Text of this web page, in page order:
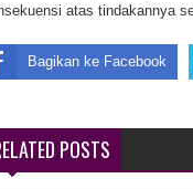
Stage at Indonesia's
Yanto Idorway Masih
Korban Hanyut di Air
atas tindakannya
Bagikan ke Facebook
POSTS